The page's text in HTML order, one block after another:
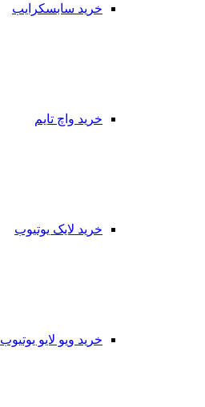
خرید سابسکرایب
خرید واچ تایم
خرید لایک یوتیوب
خرید ویو لایو یوتیوب